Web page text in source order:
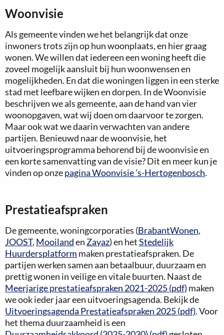
Woonvisie
Als gemeente vinden we het belangrijk dat onze
inwoners trots zijn op hun woonplaats, en hier graag
wonen. We willen dat iedereen een woning heeft die
zoveel mogelijk aansluit bij hun woonwensen en
mogelijkheden. En dat die woningen liggen in een sterke
stad met leefbare wijken en dorpen. In de Woonvisie
beschrijven we als gemeente, aan de hand van vier
woonopgaven, wat wij doen om daarvoor te zorgen.
Maar ook wat we daarin verwachten van andere
partijen. Benieuwd naar de woonvisie, het
uitvoeringsprogramma behorend bij de woonvisie en
een korte samenvatting van de visie? Dit en meer kun je
vinden op onzepagina Woonvisie ’s-Hertogenbosch.
Prestatieafspraken
De gemeente, woningcorporaties (BrabantWonen,
JOOST, Mooilanden Zayaz) en hetStedelijk
Huurdersplatform maken prestatieafspraken. De
partijen werken samen aan betaalbuur, duurzaam en
prettig wonen in veilige en vitale buurten. Naast de
Meerjarige prestatieafspraken 2021-2025 (pdf) maken
we ook ieder jaar een uitvoeringsagenda. Bekijk de
Uitvoeringsagenda Prestatieafspraken 2025 (pdf). Voor
het thema duurzaamheid is een